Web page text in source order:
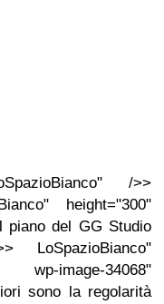
/>>
height="300"
piano del GG Studio
LoSpazioBianco"
image-34068"
sono la regolarità